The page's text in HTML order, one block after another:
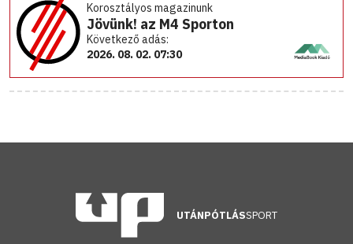
Korosztályos magazinunk
Jövünk! az M4 Sporton
Következő adás:
2026. 08. 02. 07:30
UTÁNPÓTLÁSSPORT